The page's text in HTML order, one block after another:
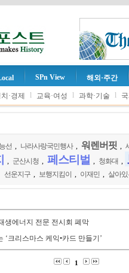
SPn View 해외·주간
·경제 l 교육·여성 l 과학·기술 l
선 나라사랑국민행사 워렌버핏
군산시청 페스티벌 청화대
선운지구 보행지킴이 이재민 살아
생에너지 전문 전시회 폐막
‘크리스마스 케익•카드 만들기’
1